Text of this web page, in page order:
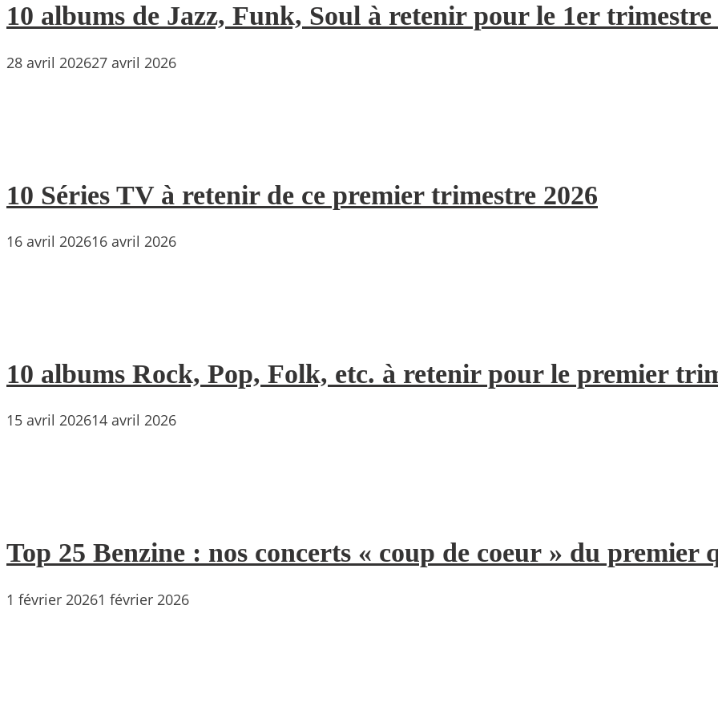
10 albums de Jazz, Funk, Soul à retenir pour le 1er trimestre
28 avril 202627 avril 2026
10 Séries TV à retenir de ce premier trimestre 2026
16 avril 202616 avril 2026
10 albums Rock, Pop, Folk, etc. à retenir pour le premier
15 avril 202614 avril 2026
Top 25 Benzine : nos concerts « coup de coeur » du premier
1 février 20261 février 2026